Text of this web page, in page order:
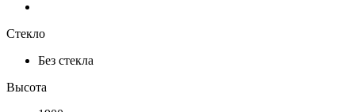
Стекло
Без стекла
Высота